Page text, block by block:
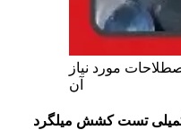
مورد نیاز
آن
تست کشش میلگرد